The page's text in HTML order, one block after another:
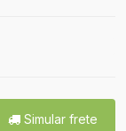
Simular frete